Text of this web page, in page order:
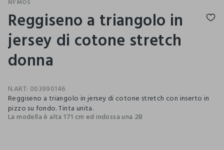
NYMOS
Reggiseno a triangolo in
jersey di cotone stretch
donna
N.ART: 003990146
Reggiseno a triangolo in jersey di cotone stretch con inserto in
pizzo su fondo. Tinta unita.
La modella è alta 171 cm ed indossa una 2B